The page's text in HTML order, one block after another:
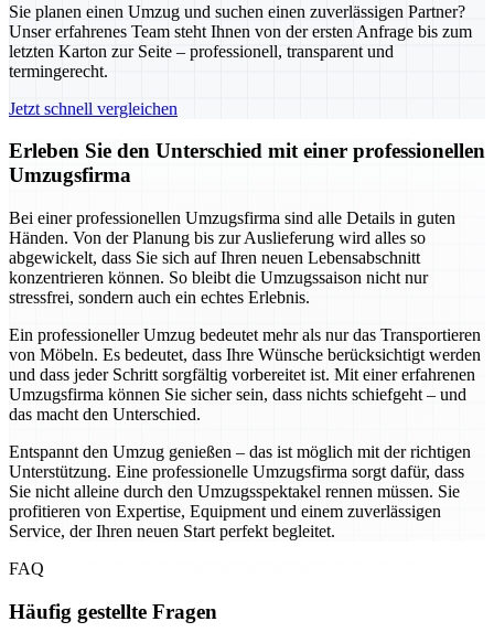
Sie planen einen Umzug und suchen einen zuverlässigen Partner?
Unser erfahrenes Team steht Ihnen von der ersten Anfrage bis zum
letzten Karton zur Seite – professionell, transparent und
termingerecht.
Jetzt schnell vergleichen
Erleben Sie den Unterschied mit einer professionellen
Umzugsfirma
Bei einer professionellen Umzugsfirma sind alle Details in guten
Händen. Von der Planung bis zur Auslieferung wird alles so
abgewickelt, dass Sie sich auf Ihren neuen Lebensabschnitt
konzentrieren können. So bleibt die Umzugssaison nicht nur
stressfrei, sondern auch ein echtes Erlebnis.
Ein professioneller Umzug bedeutet mehr als nur das Transportieren
von Möbeln. Es bedeutet, dass Ihre Wünsche berücksichtigt werden
und dass jeder Schritt sorgfältig vorbereitet ist. Mit einer erfahrenen
Umzugsfirma können Sie sicher sein, dass nichts schiefgeht – und
das macht den Unterschied.
Entspannt den Umzug genießen – das ist möglich mit der richtigen
Unterstützung. Eine professionelle Umzugsfirma sorgt dafür, dass
Sie nicht alleine durch den Umzugsspektakel rennen müssen. Sie
profitieren von Expertise, Equipment und einem zuverlässigen
Service, der Ihren neuen Start perfekt begleitet.
FAQ
Häufig gestellte Fragen